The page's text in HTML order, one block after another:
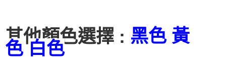
其他顏色選擇 : 黑色 黃
色 白色